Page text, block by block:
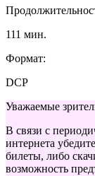
111 мин.
Формат:
DCP
Уважаемые
В связи с
интернета
билеты, либо
возможность